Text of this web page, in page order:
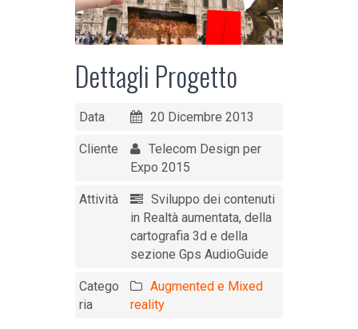
Dettagli Progetto
Data 20 Dicembre 2013
Cliente
Telecom Design per
Expo 2015
Attività
Sviluppo dei contenuti
in Realtà aumentata, della
cartografia 3d e della
sezione Gps AudioGuide
Catego
ria
Augmented e Mixed
reality